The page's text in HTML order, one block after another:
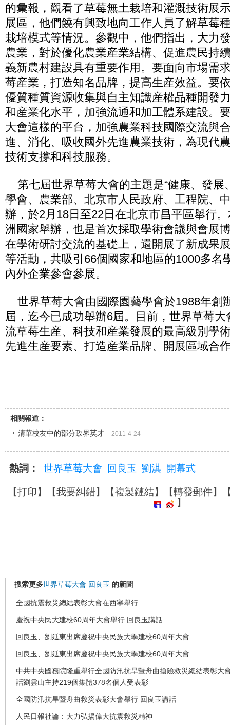
的彙報，觀看了草莓無土栽培和灌溉技術展
展區，他們饒有興致地向工作人員了解草莓
栽培模式等情況。參觀中，他們指出，大力
農業，對於優化農業産業結構、促進農民持
義新農村建設具有重要作用。要面向市場需
莓産業，打造知名品牌，提高生産效益。要
優質種質資源收集與自主知識産權品種開發
和産業化水平，加強流通和加工體系建設。
大會這樣的平台，加強農業科技國際交流與
進、消化、吸收國外先進農業技術，為現代
技術支撐和科技服務。
第七屆世界草莓大會的主題是“健康、發展
學會、農業部、北京市人民政府、工程院、
辦，於2月18日至22日在北京市昌平區舉行
洲國家舉辦，也是首次採取學術會議與會展
在學術研討交流的基礎上，還開展了新成果
等活動，共吸引66個國家和地區的1000多名
內外企業參會參展。
世界草莓大會由國際園藝學會於1988年創
屆，迄今已成功舉辦6屆。目前，世界草莓
流草莓生産、科技和産業發展的最高級別學
先進生産要素、打造産業品牌、開展區域合
相關報道：
清華校友中的部分政界英才
2011-4-24
熱詞： 世界草莓大會 回良玉 劉淇 開幕式
【打印】【我要糾錯】【複製鏈結】【轉發郵件】
】
搜索更多世界草莓大會 回良玉 的新聞
全國抗震救災總結表彰大會在西寧舉行
慶祝中央民大建校60周年大會舉行 回良玉講話
回良玉、劉延東出席慶祝中央民族大學建校60周年大會
回良玉、劉延東出席慶祝中央民族大學建校60周年大會
中共中央國務院隆重舉行全國防汛抗旱暨舟曲搶險救災總結表彰大
話劉雲山主持219個集體378名個人受表彰
全國防汛抗旱暨舟曲救災表彰大會舉行 回良玉講話
人民日報社論：大力弘揚偉大抗震救災精神